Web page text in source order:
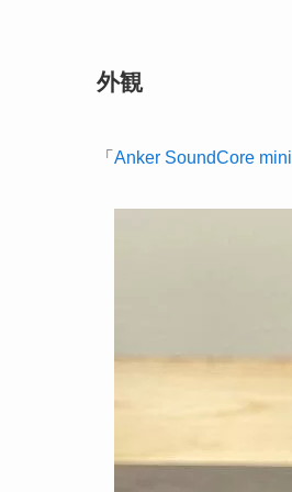
外観
「 Anker SoundCore mini